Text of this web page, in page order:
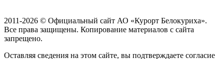
2011-2026 © Официальный сайт АО «Курорт Белокуриха».
Все права защищены. Копирование материалов с сайта
запрещено.
Оставляя сведения на этом сайте, вы подтверждаете согласие